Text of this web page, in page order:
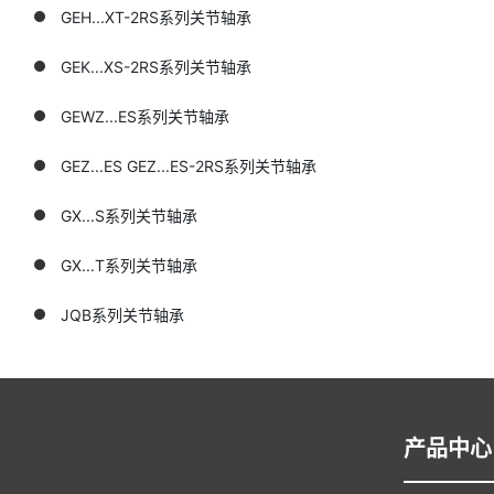
GEH...XT-2RS系列关节轴承
GEK...XS-2RS系列关节轴承
GEWZ...ES系列关节轴承
GEZ...ES GEZ...ES-2RS系列关节轴承
GX...S系列关节轴承
GX...T系列关节轴承
JQB系列关节轴承
产品中心